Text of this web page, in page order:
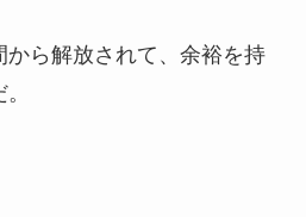
から解放されて、余裕を持